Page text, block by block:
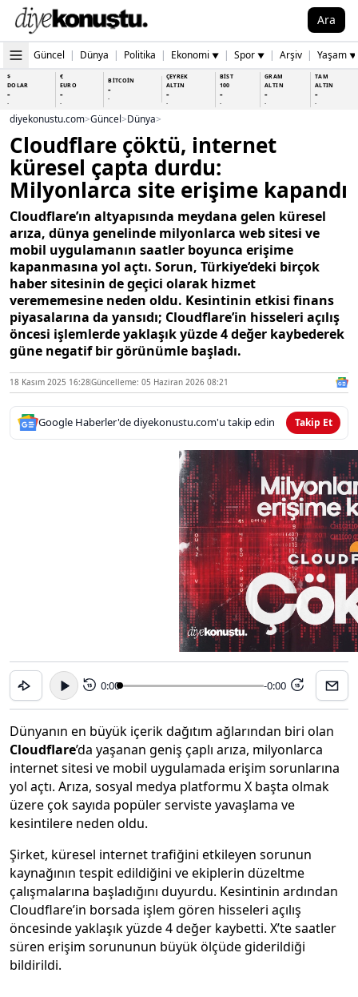
Ara
Güncel | Dünya | Politika | Ekonomi ▼ | Spor ▼ | Arşiv | Yaşam ▼
$
DOLAR
-
-
€
EURO
-
-
BİTCOİN
-
-
ÇEYREK
ALTIN
-
-
BİST
100
-
-
GRAM
ALTIN
-
-
TAM
ALTIN
-
-
diyekonustu.com>Güncel>Dünya>
Cloudflare çöktü, internet
küresel çapta durdu:
Milyonlarca site erişime kapandı
Cloudflare’ın altyapısında meydana gelen küresel
arıza, dünya genelinde milyonlarca web sitesi ve
mobil uygulamanın saatler boyunca erişime
kapanmasına yol açtı. Sorun, Türkiye’deki birçok
haber sitesinin de geçici olarak hizmet
verememesine neden oldu. Kesintinin etkisi finans
piyasalarına da yansıdı; Cloudflare’in hisseleri açılış
öncesi işlemlerde yaklaşık yüzde 4 değer kaybederek
güne negatif bir görünümle başladı.
18 Kasım 2025 16:28Güncelleme: 05 Haziran 2026 08:21
Google Haberler'de diyekonustu.com'u takip edin Takip Et
15 0:00 -0:00 15
Dünyanın en büyük içerik dağıtım ağlarından biri olan
Cloudflare’da yaşanan geniş çaplı arıza, milyonlarca
internet sitesi ve mobil uygulamada erişim sorunlarına
yol açtı. Arıza, sosyal medya platformu X başta olmak
üzere çok sayıda popüler serviste yavaşlama ve
kesintilere neden oldu.
Şirket, küresel internet trafiğini etkileyen sorunun
kaynağının tespit edildiğini ve ekiplerin düzeltme
çalışmalarına başladığını duyurdu. Kesintinin ardından
Cloudflare’in borsada işlem gören hisseleri açılış
öncesinde yaklaşık yüzde 4 değer kaybetti. X’te saatler
süren erişim sorununun büyük ölçüde giderildiği
bildirildi.